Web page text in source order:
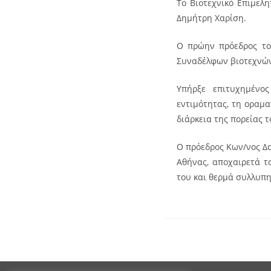
Το Βιοτεχνικό
Δημήτρη Χαρίση.
Ο πρώην πρόεδρος
Συναδέλφων
Υπήρξε
εντιμότητας, τη
διάρκεια της πορείας
Ο πρόεδρος Κων/νος
Αθήνας, αποχαιρετά
του και θερμά